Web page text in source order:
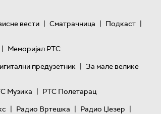
вести | Сматрачница | Подкаст |
| Меморијал РТС
предузетник | За мале велике
Музика | РТС Полетарац
| Радио Вртешка | Радио Џезер |